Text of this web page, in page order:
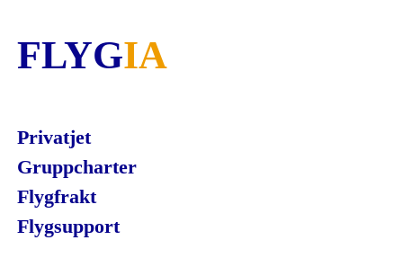
FLYGIA
Privatjet
Gruppcharter
Flygfrakt
Flygsupport